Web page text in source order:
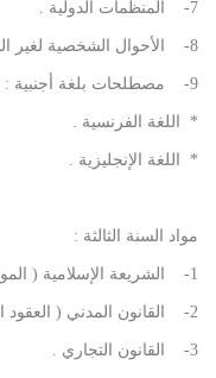
7- المنظمات الدولية .
8- الأحوال الشخصية لغير المسلمين .
9- مصطلحات بلغة أجنبية :
* اللغة الفرنسية .
* اللغة الإنجليزية .
مواد السنة الثالثة :
1- الشريعة الإسلامية ( المواريث – الوصية والوقف ) .
2- القانون المدني ( العقود المدنية ) .
3- القانون التجاري .